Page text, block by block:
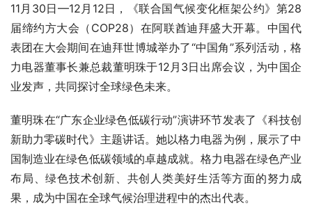
11月30日—12月12日，《联合国气候变化框架公约》第28
届缔约方大会（COP28）在阿联酋迪拜盛大开幕。中国代
表团在大会期间在迪拜世博城举办了“中国角”系列活动，格
力电器董事长兼总裁董明珠于12月3日出席会议，为中国企
业发声，共同探讨全球绿色未来。
董明珠在“广东企业绿色低碳行动”演讲环节发表了《科技创
新助力零碳时代》主题讲话。她以格力电器为例，展示了中
国制造业在绿色低碳领域的卓越成就。格力电器在绿色产业
布局、绿色技术创新、共创人类美好生活等方面的努力成
果，成为中国在全球气候治理进程中的杰出代表。